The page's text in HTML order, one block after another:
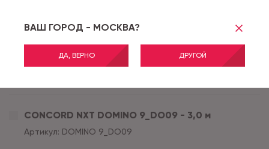
ВАШ ГОРОД - МОСКВА?
ДА, ВЕРНО ДРУГОЙ
ПОДРОБНЕЕ
CONCORD NXT DOMINO 9_DO09 - 3,0 м
Артикул: DOMINO 9_DO09